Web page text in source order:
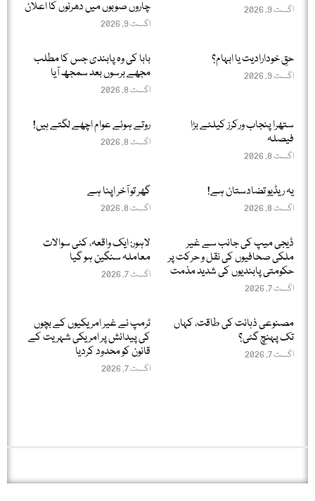
اگست 9, 2026
چاروں صوبوں میں دھرنوں کا اعلان
اگست 9, 2026
حقِ خودارادیت یا ابہام؟
اگست 9, 2026
بابا کی وہ پابندی جس کا مطلب
مجھے برسوں بعد سمجھ آیا
اگست 8, 2026
ستھرا پنجاب ورکرز کیلئے بڑا
فیصلہ
اگست 8, 2026
روتے ہوئے عوام اچھے لگتے ہیں!
اگست 8, 2026
یہ ریڈیو تضادستان ہے!
اگست 8, 2026
گھر تو آخر اپنا ہے
اگست 8, 2026
ڈیجی میپ کی جانب سے غیر
ملکی صحافیوں کی نقل و حرکت پر
حکومتی پابندیوں کی شدید مذمت
اگست 7, 2026
لاہور: ایک واقعہ، کئی سوالات
معاملہ سنگین ہو گیا
اگست 7, 2026
مصنوعی ذہانت کی طاقت، کہاں
تک پہنچ گئی؟
اگست 7, 2026
ٹرمپ نے غیر امریکیوں کے بچوں
کی پیدائش پر امریکی شہریت کے
قانون کو محدود کردیا
اگست 7, 2026